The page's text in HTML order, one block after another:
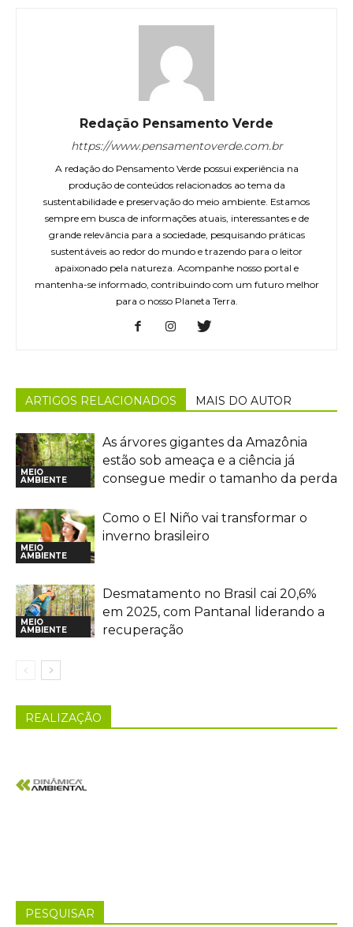
Redação Pensamento Verde
https://www.pensamentoverde.com.br
A redação do Pensamento Verde possui experiência na
produção de conteúdos relacionados ao tema da
sustentabilidade e preservação do meio ambiente. Estamos
sempre em busca de informações atuais, interessantes e de
grande relevância para a sociedade, pesquisando práticas
sustentáveis ao redor do mundo e trazendo para o leitor
apaixonado pela natureza. Acompanhe nosso portal e
mantenha-se informado, contribuindo com um futuro melhor
para o nosso Planeta Terra.
ARTIGOS RELACIONADOS MAIS DO AUTOR
MEIO
AMBIENTE
As árvores gigantes da Amazônia
estão sob ameaça e a ciência já
consegue medir o tamanho da perda
MEIO
AMBIENTE
Como o El Niño vai transformar o
inverno brasileiro
MEIO
AMBIENTE
Desmatamento no Brasil cai 20,6%
em 2025, com Pantanal liderando a
recuperação
REALIZAÇÃO
PESQUISAR